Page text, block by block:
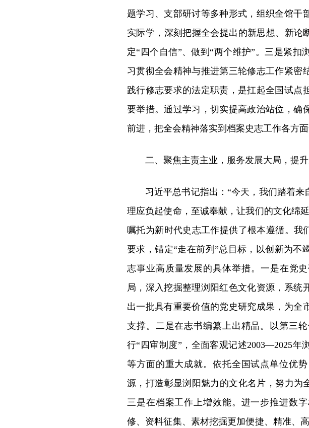
题学习、支部研讨等多种形式，组织全馆干
实际学，深刻把握全会提出的新思想、新论
定“四个自信”、做到“两个维护”。三是紧扣
习贯彻全会精神与推进第三轮修志工作紧密
践行修志要求的法定职责，是扛起全国试点
要举措。通过学习，切实提高政治站位，确
前进，把全会精神落实到档案史志工作各方面
二、聚焦主责主业，服务发展大局，提
习近平总书记指出：“今天，我们踏着来
理应负起使命，至诚奉献，让我们的文化绵
嘱托为新时代史志工作提供了根本遵循。我
要求，锚定“走在前列”总目标，以创新为不
志事业高质量发展的具体举措。一是在党
局，深入挖掘整理浏阳红色文化资源，系统
出一批具有重要价值的党史研究成果，为全
支撑。二是在志书编纂上出精品。以第三
行“四审制度”，全面客观记述2003—2025年
等方面的重大成就。依托全国试点单位优
源，打造彰显浏阳魅力的文化名片，努力为
三是在档案工作上增效能。进一步推进数
修、资料征集、素材挖掘更加便捷、精准、